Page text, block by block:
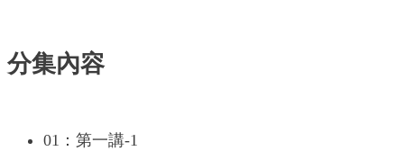
分集內容
01：第一講-1